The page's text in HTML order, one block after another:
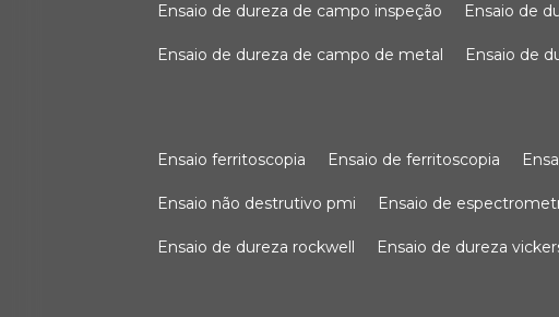
ensaio de dureza de campo inspeção ensaio de
ensaio de dureza de campo de metal ensaio de
ensaio ferritoscopia ensaio de ferritoscopia
ensaio não destrutivo pmi ensaio de
ensaio de dureza rockwell ensaio de dureza